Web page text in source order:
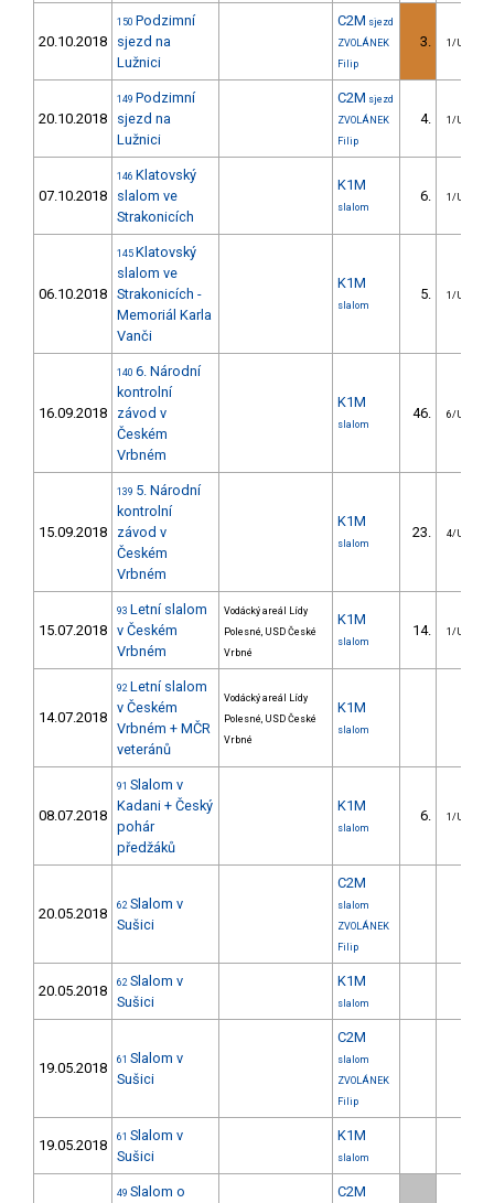
20.10.2018
150 Podzimní
sjezd na
Lužnici
C2M sjezd
ZVOLÁNEK
Filip
3. 1/U23
20.10.2018
149 Podzimní
sjezd na
Lužnici
C2M sjezd
ZVOLÁNEK
Filip
4. 1/U23
07.10.2018
146 Klatovský
slalom ve
Strakonicích
K1M
slalom
6. 1/U23
06.10.2018
145 Klatovský
slalom ve
Strakonicích -
Memoriál Karla
Vanči
K1M
slalom
5. 1/U23
16.09.2018
140 6. Národní
kontrolní
závod v
Českém
Vrbném
K1M
slalom
46. 6/U23
15.09.2018
139 5. Národní
kontrolní
závod v
Českém
Vrbném
K1M
slalom
23. 4/U23
15.07.2018
93 Letní slalom
v Českém
Vrbném
Vodácký areál Lídy
Polesné, USD České
Vrbné
K1M
slalom
14. 1/U23
14.07.2018
92 Letní slalom
v Českém
Vrbném + MČR
veteránů
Vodácký areál Lídy
Polesné, USD České
Vrbné
K1M
slalom
08.07.2018
91 Slalom v
Kadani + Český
pohár
předžáků
K1M
slalom
6. 1/U23
20.05.2018 62 Slalom v
Sušici
C2M
slalom
ZVOLÁNEK
Filip
20.05.2018 62 Slalom v
Sušici
K1M
slalom
19.05.2018 61 Slalom v
Sušici
C2M
slalom
ZVOLÁNEK
Filip
19.05.2018 61 Slalom v
Sušici
K1M
slalom
49 Slalom o
C2M